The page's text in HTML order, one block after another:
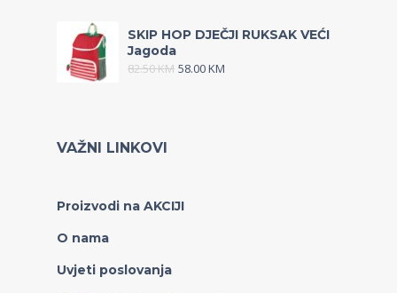
SKIP HOP DJEČJI RUKSAK VEĆI
Jagoda
82.50KM 58.00KM
VAŽNI LINKOVI
Proizvodi na AKCIJI
O nama
Uvjeti poslovanja